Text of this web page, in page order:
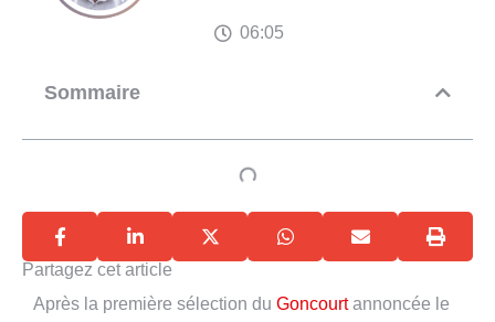
06:05
Sommaire
Partagez cet article
Après la première sélection du Goncourtannoncée le